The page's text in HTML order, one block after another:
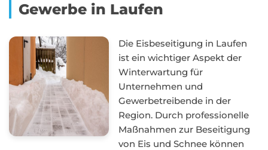
Gewerbe in Laufen
Die Eisbeseitigung in Laufen
ist ein wichtiger Aspekt der
Winterwartung für
Unternehmen und
Gewerbetreibende in der
Region. Durch professionelle
Maßnahmen zur Beseitigung
von Eis und Schnee können